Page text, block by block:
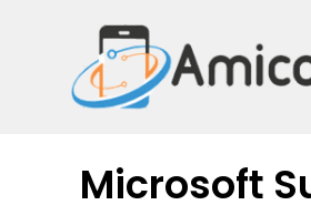
contenuto
Microsoft